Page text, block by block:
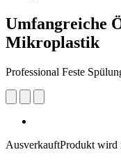
Umfangreiche
Mikroplastik
Professional Feste
AusverkauftProdukt wird